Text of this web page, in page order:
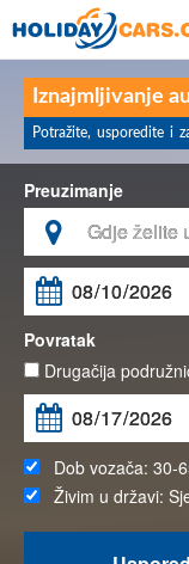
Iznajmljivanje
Potražite, usporedite i
Preuzimanje

Povratak
Drugačija
Dob vozača: 30-
Živim u državi: